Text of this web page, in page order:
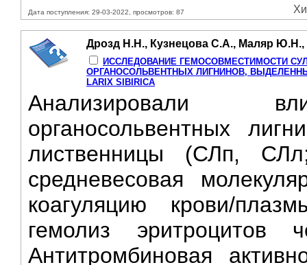
Дата поступления: 29-03-2022, просмотров: 87
Дрозд Н.Н., Кузнецова С.А., Маляр
ИССЛЕДОВАНИЕ ГЕМОСОВМЕСТИМОСТИ
ОРГАНОСОЛЬВЕНТНЫХ ЛИГНИНОВ,
LARIX SIBIRICA
Анализировали
органосольвентных
лиственницы (СЛп,
средневесовая
коагуляцию крови/
гемолиз
Антитромбиновая